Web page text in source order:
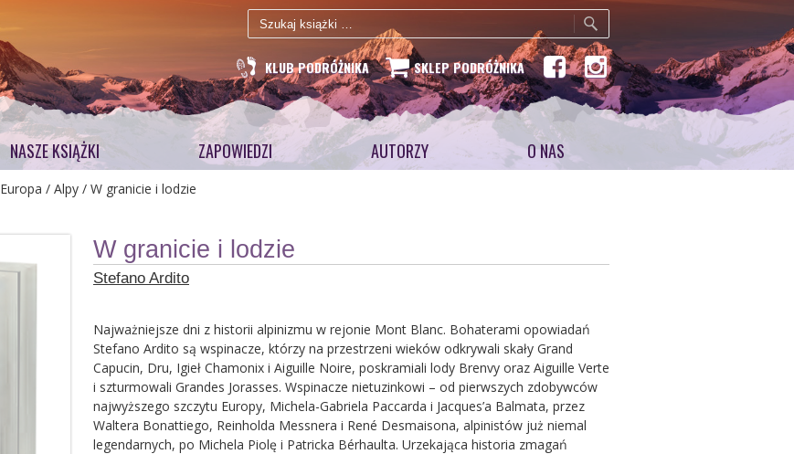
Szukaj:
KLUB PODRÓŻNIKA SKLEP PODRÓŻNIKA
NASZE KSIĄŻKI ZAPOWIEDZI AUTORZY O NAS
Europa / Alpy / W granicie i lodzie
W granicie i lodzie
Stefano Ardito
Najważniejsze dni z historii alpinizmu w rejonie Mont Blanc. Bohaterami opowiadań
Stefano Ardito są wspinacze, którzy na przestrzeni wieków odkrywali skały Grand
Capucin, Dru, Igieł Chamonix i Aiguille Noire, poskramiali lody Brenvy oraz Aiguille Verte
i szturmowali Grandes Jorasses. Wspinacze nietuzinkowi – od pierwszych zdobywców
najwyższego szczytu Europy, Michela-Gabriela Paccarda i Jacques’a Balmata, przez
Waltera Bonattiego, Reinholda Messnera i René Desmaisona, alpinistów już niemal
legendarnych, po Michela Piolę i Patricka Bérhaulta. Urzekająca historia zmagań